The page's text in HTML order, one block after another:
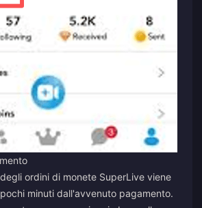
ordini di monete SuperLive viene
minuti dall'avvenuto pagamento.